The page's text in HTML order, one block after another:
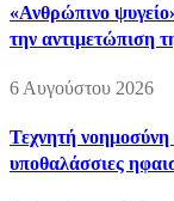
«Ανθρώπινο
την αντιμετώπιση
6 Αυγούστου 2026
Τεχνητή
υποθαλάσσιες